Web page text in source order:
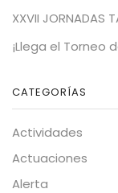
XXVII JORNADAS
¡Llega el Torneo
CATEGORÍAS
Actividades
Actuaciones
Alerta